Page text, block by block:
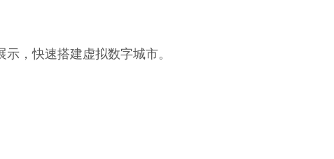
，快速搭建虚拟数字城市。